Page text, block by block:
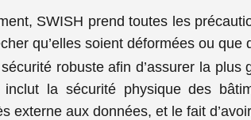
SWISH prend toutes les
qu’elles soient déformées ou
robuste afin d’assurer la
la sécurité physique des
externe aux données, et le fait